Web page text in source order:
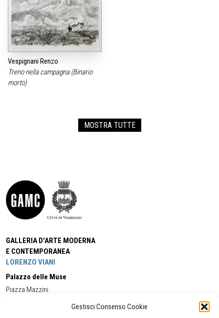
Gestisci Consenso Cookie
Vespignani Renzo
Treno nella campagna (Binario
morto)
MOSTRA TUTTE
GALLERIA D'ARTE MODERNA
E CONTEMPORANEA
LORENZO VIANI
Palazzo delle Muse
Piazza Mazzini
Cell:+39 338 5714978 (orario apertura Galleria)